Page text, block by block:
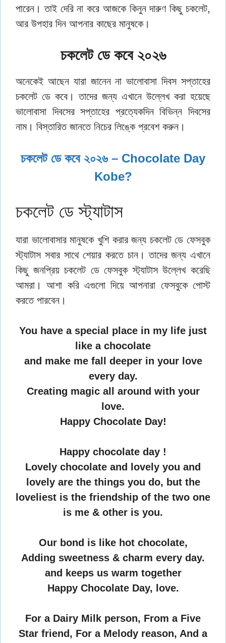
পারেন। তাই দেরি না করে আজকে কিনুন দারুণ কিছু চকলেট,
আর উপহার দিন আপনার কাছের মানুষকে।
চকলেট ডে কবে ২০২৬
অনেকেই আছেন যারা জানেন না ভালোবাসা দিবস সপ্তাহের
চকলেট ডে কবে। তাদের জন্য এখানে উল্লেখ করা হয়েছে
ভালোবাসা দিবসের সপ্তাহের প্রত্যেকদিন বিভিন্ন দিবসের
নাম। বিস্তারিত জানতে নিচের লিঙ্কে প্রবেশ করুন।
চকলেট ডে কবে ২০২৬ – Chocolate Day
Kobe?
চকলেট ডে স্ট্যাটাস
যারা ভালোবাসার মানুষকে খুশি করার জন্য চকলেট ডে ফেসবুক
স্ট্যাটাস সবার সাথে শেয়ার করতে চান। তাদের জন্য এখানে
কিছু জনপ্রিয় চকলেট ডে ফেসবুক স্ট্যাটাস উল্লেখ করেছি
আমরা। আশা করি এগুলো দিয়ে আপনারা ফেসবুকে পোস্ট
করতে পারবেন।
You have a special place in my life just
like a chocolate
and make me fall deeper in your love
every day.
Creating magic all around with your
love.
Happy Chocolate Day!
Happy chocolate day !
Lovely chocolate and lovely you and
lovely are the things you do, but the
loveliest is the friendship of the two one
is me & other is you.
Our bond is like hot chocolate,
Adding sweetness & charm every day.
and keeps us warm together
Happy Chocolate Day, love.
For a Dairy Milk person, From a Five
Star friend, For a Melody reason, And a